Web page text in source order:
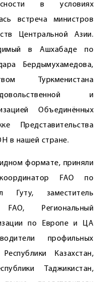
в условиях
встреча министров
Центральной Азии.
в Ашхабаде по
Бердымухамедова,
Туркменистана
и
Объединённых
Представительства
в нашей стране.
формате, приняли
FAO по
Гуту, заместитель
FAO, Региональный
по Европе и ЦА
профильных
Казахстан,
Таджикистан,